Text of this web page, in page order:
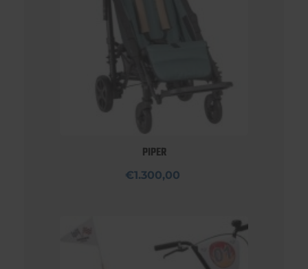
PIPER
€1.300,00